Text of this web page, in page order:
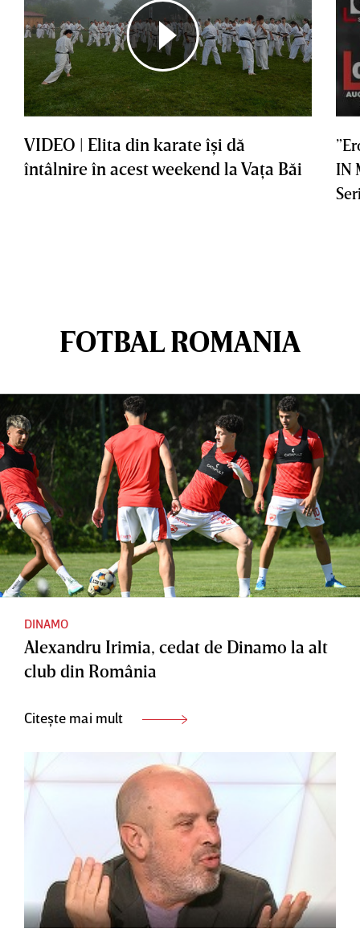
VIDEO | Elita din karate îşi dă
întâlnire în acest weekend la Vaţa Băi
IN
FOTBAL ROMANIA
DINAMO
Alexandru Irimia, cedat de Dinamo la alt
club din România
Citește mai mult